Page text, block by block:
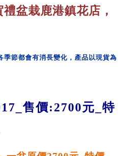
盆栽鹿港鎮花店，
季節都會有消長變化 ，產品以現貨為
_售價:2700元_特